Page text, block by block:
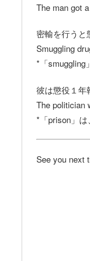
The man got
密輸を行うと
Smuggling
*「smuggling
彼は懲役１年
The politician
*「prison」は
See you next